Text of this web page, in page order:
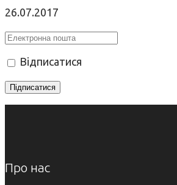
26.07.2017
Відписатися
Про нас